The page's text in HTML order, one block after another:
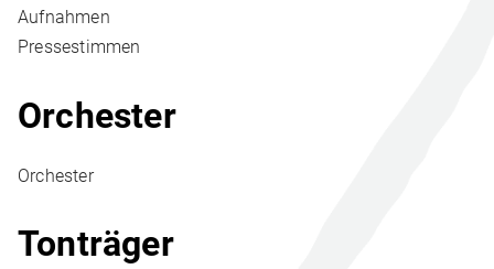
Aufnahmen
Pressestimmen
Orchester
Orchester
Tonträger